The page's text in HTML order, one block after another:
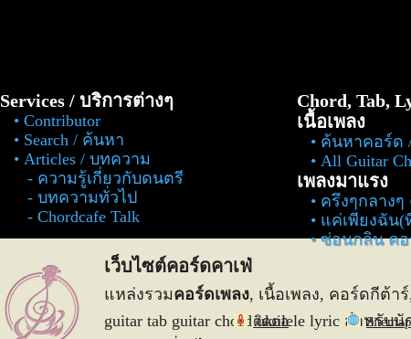
Services / บริการต่างๆ
Contributor
Search / ค้นหา
Articles / บทความ
ความรู้เกี่ยวกับดนตรี
บทความทั่วไป
Chordcafe Talk
Chord, Tab,
เนื้อเพลง
ค้นหาคอร์ด /
All Guitar
เพลงมาแรง
ครึ่งๆกลางๆ
แค่เพียงฉัน
ซ่อนกลิ่น ค
เว็บไซต์คอร์ดคาเฟ่
แหล่งรวมคอร์ดเพลง, เนื้อเพลง, คอร์ดกีต้า
guitar tab guitar chord ukulele lyric สำหรั
ติดต่อ Sitemap